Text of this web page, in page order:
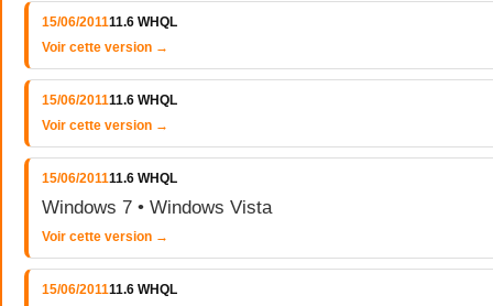
15/06/201111.6 WHQL
Voir cette version →
15/06/201111.6 WHQL
Voir cette version →
15/06/201111.6 WHQL
Windows 7 • Windows Vista
Voir cette version →
15/06/201111.6 WHQL